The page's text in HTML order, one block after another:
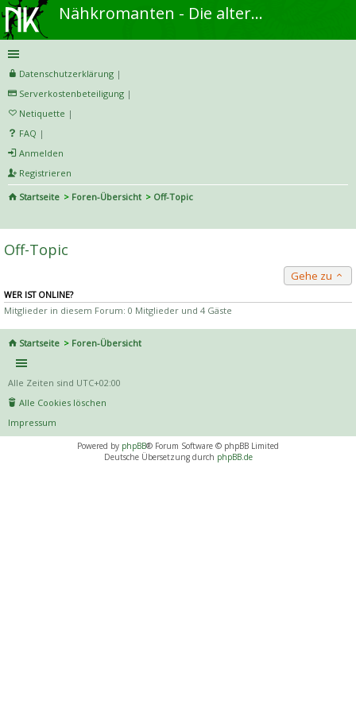
Nähkromanten - Die alternative Näh- und DIY-Community
Datenschutzerklärung |
Serverkostenbeteiligung |
Netiquette |
FAQ |
Anmelden
Registrieren
Startseite
Foren-Übersicht
Off-Topic
he
Off-Topic
Gehe zu
WER IST ONLINE?
Mitglieder in diesem Forum: 0 Mitglieder und 4 Gäste
Startseite Foren-Übersicht
Alle Zeiten sind UTC+02:00
Alle Cookies löschen
Impressum
Powered by phpBB® Forum Software © phpBB Limited
Deutsche Übersetzung durch phpBB.de